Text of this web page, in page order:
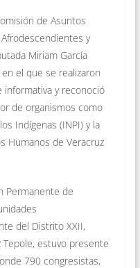
de Asuntos
y
Miriam García
el que se realizaron
informativa y reconoció
de organismos como
Indígenas (INPI) y la
Humanos de Veracruz
Permanente de
del Distrito XXII,
estuvo presente
790 congresistas,